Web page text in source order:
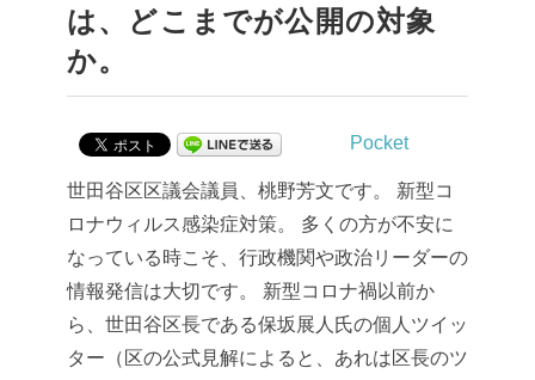
は、どこまでが公開の対象
か。
Pocket
世田谷区区議会議員、桃野芳文です。
新型コ
ロナウィルス感染症対策。
多くの方が不安に
なっている時こそ、行政機関や政治リーダーの
情報発信は大切です。
新型コロナ禍以前か
ら、世田谷区長である保坂展人氏の個人ツイッ
ター（区の公式見解によると、あれは区長のツ